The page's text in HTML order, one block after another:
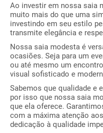
Ao investir em nossa saia
muito mais do que uma
investindo em seu estilo
transmite elegância e
Nossa saia modesta é
ocasiões. Seja para um
ou até mesmo um
visual sofisticado e
Sabemos que qualidade e
por isso que nossa saia
que ela oferece.
com a máxima atenção
dedicação à qualidade